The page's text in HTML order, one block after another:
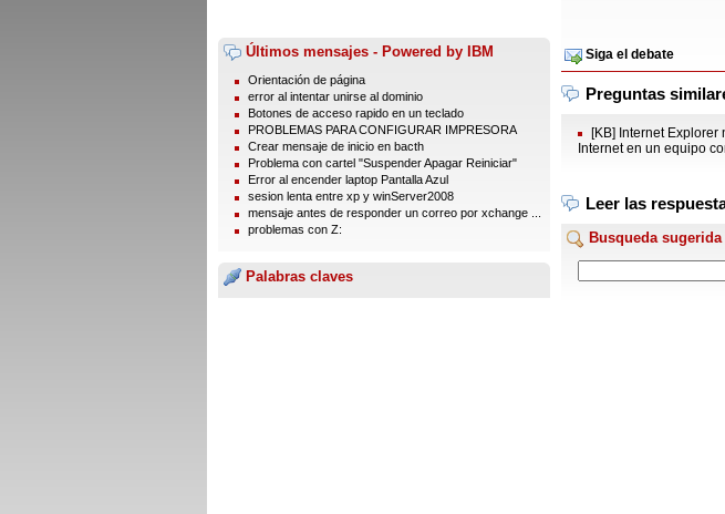
Últimos mensajes - Powered by IBM
Orientación de página
error al intentar unirse al dominio
Botones de acceso rapido en un teclado
PROBLEMAS PARA CONFIGURAR IMPRESORA
Crear mensaje de inicio en bacth
Problema con cartel "Suspender Apagar Reiniciar"
Error al encender laptop Pantalla Azul
sesion lenta entre xp y winServer2008
mensaje antes de responder un correo por xchange ...
problemas con Z:
Palabras claves
Siga el debate
Preguntas
[KB] Internet
Internet en un equipo
Leer las
Busqueda sugerida